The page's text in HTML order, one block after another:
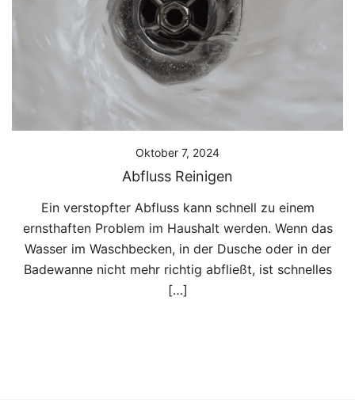
Oktober 7, 2024
Abfluss Reinigen
Ein verstopfter Abfluss kann schnell zu einem
ernsthaften Problem im Haushalt werden. Wenn das
Wasser im Waschbecken, in der Dusche oder in der
Badewanne nicht mehr richtig abfließt, ist schnelles
[…]